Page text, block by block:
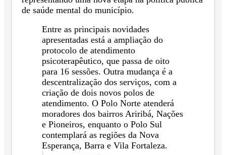
de saúde mental do município.
Entre as principais novidades
apresentadas está a ampliação do
protocolo de atendimento
psicoterapêutico, que passa de oito
para 16 sessões. Outra mudança é a
descentralização dos serviços, com a
criação de dois novos polos de
atendimento. O Polo Norte atenderá
moradores dos bairros Ariribá, Nações
e Pioneiros, enquanto o Polo Sul
contemplará as regiões da Nova
Esperança, Barra e Vila Fortaleza.